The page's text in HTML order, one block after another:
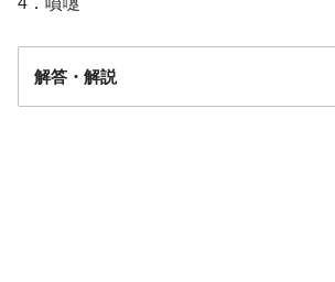
解答・解説